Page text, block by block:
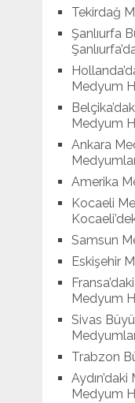
Tekirdağ
Şanlıurfa
Medyum
Medyum
Ankara
Amerika
Kocaeli
Samsun
Eskişehir
Medyum
Sivas
Trabzon
Medyum